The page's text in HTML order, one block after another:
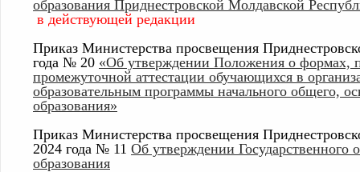
образования Приднестровской Молдавской
в действующей редакции
Приказ Министерства просвещения
года № 20 «Об утверждении Положения о формах,
промежуточной аттестации обучающихся в
образовательным программы начального общего,
образования»
Приказ Министерства просвещения
2024 года № 11 Об утверждении Государственного
образования